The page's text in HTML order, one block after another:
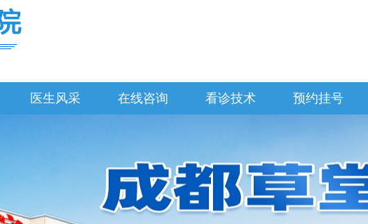
医生风采 在线咨询 看诊技术 预约挂号